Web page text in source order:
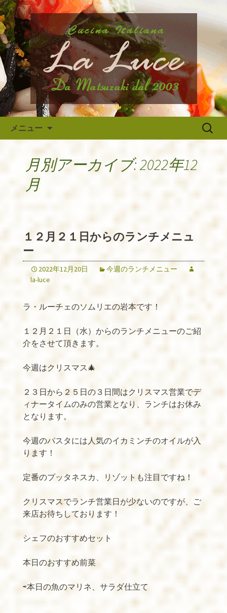
府中のイタリア料理『ラ・ルー
チェ』の最新情報
府中市、国分寺、調布などから近いイ
タリア料理『ラ・ルーチェ』のブログ
です。旬の食材の入荷情報や、新メニ
ュー・限定メニューなどの最新情報、
アルバイトさんや調理スタッフの求人
情報まで幅広く当店の情報をお届けい
たします。
メニュー
検
月別アーカイブ: 2022年12
月
１２月２１日からのランチメニュ
ー
2022年12月20日
今週のランチメニュー
la-luce
ラ・ルーチェのソムリエの岩本です！
１２月２１日（水）からのランチメニューのご紹
介をさせて頂きます。
今週はクリスマス🎄
２３日から２５日の３日間はクリスマス営業でデ
ィナータイムのみの営業となり、ランチはお休み
となります。
今週のパスタには人気のイカミンチのオイルが入
ります！
定番のプッタネスカ、リゾットも注目ですね！
クリスマスでランチ営業日が少ないのですが、ご
来店お待ちしております！
シェフのおすすめセット
本日のおすすめ前菜
⇨本日の魚のマリネ、サラダ仕立て